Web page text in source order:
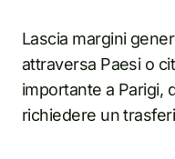
Lascia margini
attraversa Paesi o
importante a Parigi,
richiedere un